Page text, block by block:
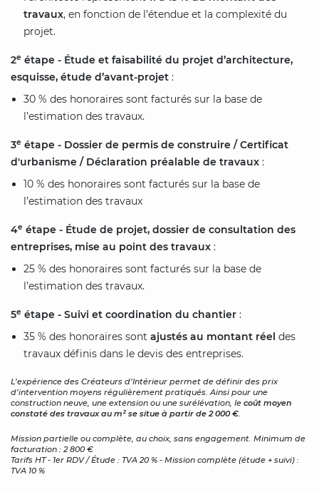
travaux, en fonction de l’étendue et la complexité du
projet.
2e étape - Étude et faisabilité du projet d’architecture,
esquisse, étude d’avant-projet :
30 % des honoraires sont facturés sur la base de
l’estimation des travaux.
3e étape - Dossier de permis de construire / Certificat
d'urbanisme / Déclaration préalable de travaux :
10 % des honoraires sont facturés sur la base de
l’estimation des travaux
4e étape - Étude de projet, dossier de consultation des
entreprises, mise au point des travaux :
25 % des honoraires sont facturés sur la base de
l’estimation des travaux.
5e étape - Suivi et coordination du chantier :
35 % des honoraires sont ajustés au montant réel des
travaux définis dans le devis des entreprises.
L’expérience des Créateurs d’Intérieur permet de définir des prix
d’intervention moyens régulièrement pratiqués. Ainsi pour une
construction neuve, une extension ou une surélévation, le coût moyen
constaté des travaux au m² se situe à partir de 2 000 €.
Mission partielle ou complète, au choix, sans engagement. Minimum de
facturation : 2 800 €
Tarifs HT - 1er RDV / Étude : TVA 20 % - Mission complète (étude + suivi) :
TVA 10 %